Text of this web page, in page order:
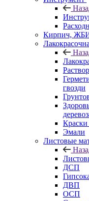
Кирпич,
гвозди
Эмали
Листовые
ДСП
ДВП
ОСП